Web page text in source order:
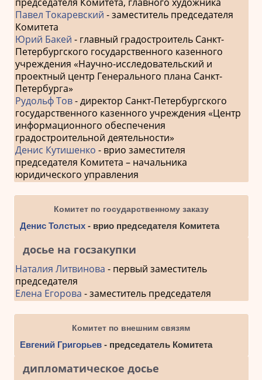
Павел Токаревский - заместитель председателя
Комитета
Юрий Бакей - главный градостроитель Санкт-
Петербургского государственного казенного
учреждения «Научно-исследовательский и
проектный центр Генерального плана Санкт-
Петербурга»
Рудольф Тов- директор Санкт-Петербургского
государственного казенного учреждения «Центр
информационного обеспечения
градостроительной деятельности»
Денис Кутишенко - врио заместителя
председателя Комитета – начальника
юридического управления
Комитет по государственному заказу
Денис Толстых- врио председателя Комитета
досье на госзакупки
Наталия Литвинова - первый заместитель
председателя
Елена Егорова - заместитель председателя
Комитет по внешним связям
Евгений Григорьев- председатель Комитета
дипломатическое досье